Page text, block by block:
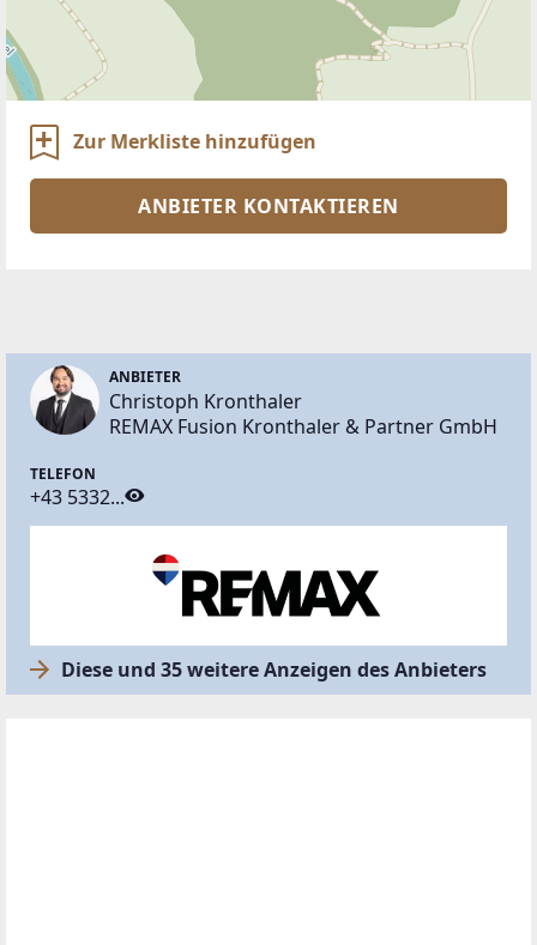
Zur Merkliste hinzufügen
ANBIETER KONTAKTIEREN
ANBIETER
Christoph Kronthaler
REMAX Fusion Kronthaler & Partner GmbH
TELEFON
+43 5332...
Diese und 35 weitere Anzeigen des Anbieters